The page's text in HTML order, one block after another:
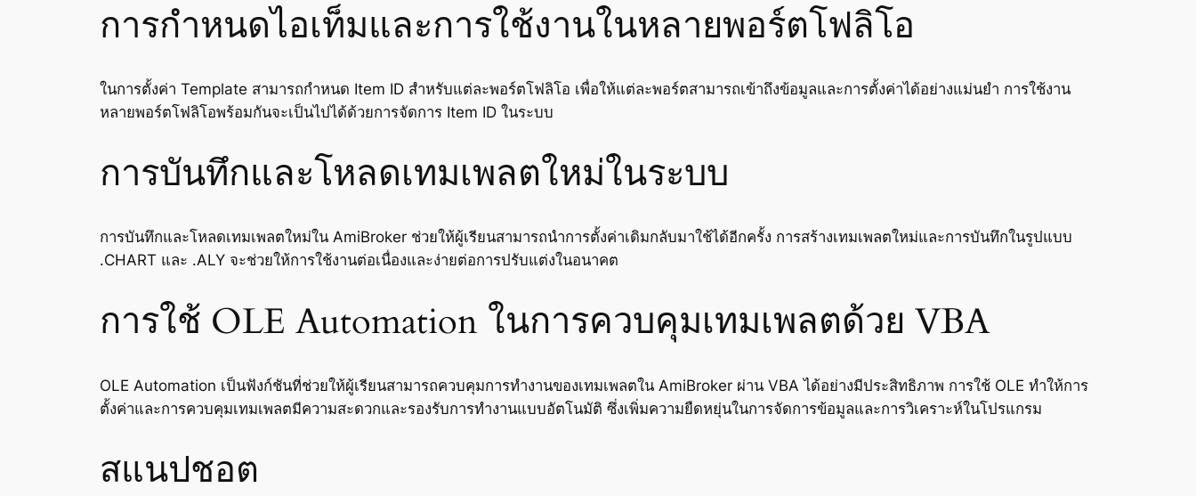
การกำหนดไอเท็มและการใช้งานในหลายพอร์ตโฟลิโอ
ในการตั้งค่า Template สามารถกำหนด Item ID สำหรับแต่ละพอร์ตโฟลิโอ เพื่อให้แต่ละพอร์ตสามารถเข้าถึงข้อมูลและการตั้งค่าได้อย่างแม่นยำ การใช้งาน
หลายพอร์ตโฟลิโอพร้อมกันจะเป็นไปได้ด้วยการจัดการ Item ID ในระบบ
การบันทึกและโหลดเทมเพลตใหม่ในระบบ
การบันทึกและโหลดเทมเพลตใหม่ใน AmiBroker ช่วยให้ผู้เรียนสามารถนำการตั้งค่าเดิมกลับมาใช้ได้อีกครั้ง การสร้างเทมเพลตใหม่และการบันทึกในรูปแบบ
.CHART และ .ALY จะช่วยให้การใช้งานต่อเนื่องและง่ายต่อการปรับแต่งในอนาคต
การใช้ OLE Automation ในการควบคุมเทมเพลตด้วย VBA
OLE Automation เป็นฟังก์ชันที่ช่วยให้ผู้เรียนสามารถควบคุมการทำงานของเทมเพลตใน AmiBroker ผ่าน VBA ได้อย่างมีประสิทธิภาพ การใช้ OLE ทำให้การ
ตั้งค่าและการควบคุมเทมเพลตมีความสะดวกและรองรับการทำงานแบบอัตโนมัติ ซึ่งเพิ่มความยืดหยุ่นในการจัดการข้อมูลและการวิเคราะห์ในโปรแกรม
สแนปชอต